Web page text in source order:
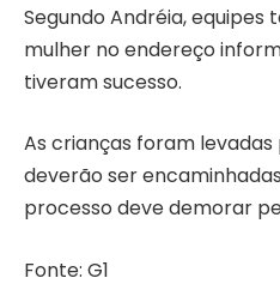
Segundo Andréia,
mulher no endereço
tiveram sucesso.
As crianças foram levadas
deverão ser
processo deve demorar
Fonte: G1